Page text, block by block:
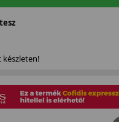
készleten!